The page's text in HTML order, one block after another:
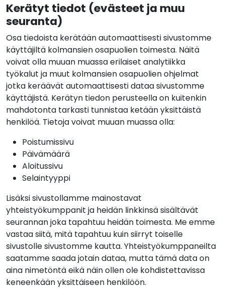
Kerätyt tiedot (evästeet ja muu
seuranta)
Osa tiedoista kerätään automaattisesti sivustomme
käyttäjiltä kolmansien osapuolien toimesta. Näitä
voivat olla muuan muassa erilaiset analytiikka
työkalut ja muut kolmansien osapuolien ohjelmat
jotka keräävät automaattisesti dataa sivustomme
käyttäjistä. Kerätyn tiedon perusteella on kuitenkin
mahdotonta tarkasti tunnistaa ketään yksittäistä
henkilöä. Tietoja voivat muuan muassa olla:
Poistumissivu
Päivämäärä
Aloitussivu
Selaintyyppi
Lisäksi sivustollamme mainostavat
yhteistyökumppanit ja heidän linkkinsä sisältävät
seurannan joka tapahtuu heidän toimesta. Me emme
vastaa siitä, mitä tapahtuu kuin siirryt toiselle
sivustolle sivustomme kautta. Yhteistyökumppaneilta
saatamme saada jotain dataa, mutta tämä data on
aina nimetöntä eikä näin ollen ole kohdistettavissa
keneenkään yksittäiseen henkilöön.